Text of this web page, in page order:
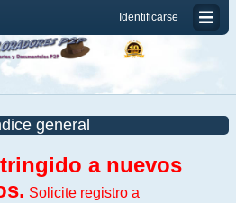
Identificarse
general
a nuevos
Solicite registro a